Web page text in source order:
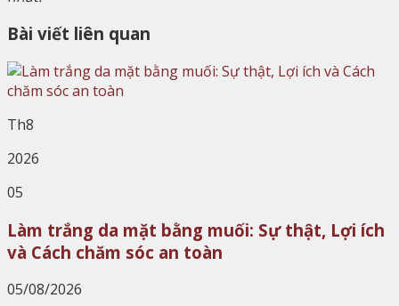
Bài viết liên quan
Th8
2026
05
Làm trắng da mặt bằng muối: Sự thật, Lợi ích
và Cách chăm sóc an toàn
05/08/2026